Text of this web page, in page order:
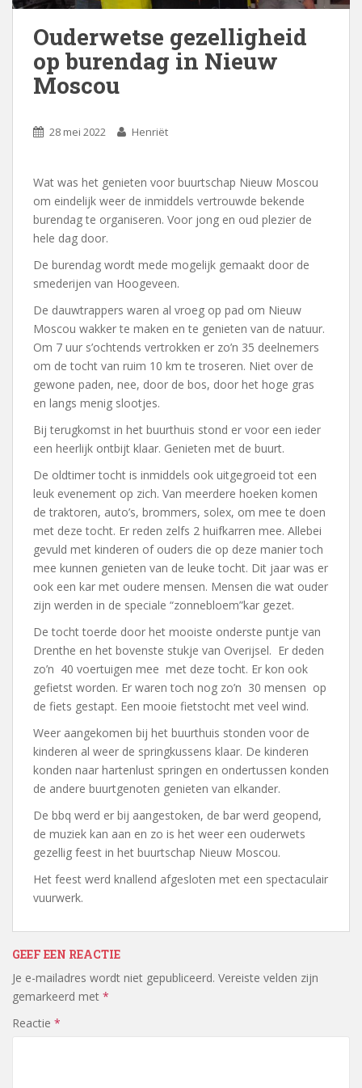
Ouderwetse gezelligheid
op burendag in Nieuw
Moscou
28 mei 2022 Henriët
Wat was het genieten voor buurtschap Nieuw Moscou
om eindelijk weer de inmiddels vertrouwde bekende
burendag te organiseren. Voor jong en oud plezier de
hele dag door.
De burendag wordt mede mogelijk gemaakt door de
smederijen van Hoogeveen.
De dauwtrappers waren al vroeg op pad om Nieuw
Moscou wakker te maken en te genieten van de natuur.
Om 7 uur s’ochtends vertrokken er zo’n 35 deelnemers
om de tocht van ruim 10 km te troseren. Niet over de
gewone paden, nee, door de bos, door het hoge gras
en langs menig slootjes.
Bij terugkomst in het buurthuis stond er voor een ieder
een heerlijk ontbijt klaar. Genieten met de buurt.
De oldtimer tocht is inmiddels ook uitgegroeid tot een
leuk evenement op zich. Van meerdere hoeken komen
de traktoren, auto’s, brommers, solex, om mee te doen
met deze tocht. Er reden zelfs 2 huifkarren mee. Allebei
gevuld met kinderen of ouders die op deze manier toch
mee kunnen genieten van de leuke tocht. Dit jaar was er
ook een kar met oudere mensen. Mensen die wat ouder
zijn werden in de speciale “zonnebloem”kar gezet.
De tocht toerde door het mooiste onderste puntje van
Drenthe en het bovenste stukje van Overijsel. Er deden
zo’n 40 voertuigen mee met deze tocht. Er kon ook
gefietst worden. Er waren toch nog zo’n 30 mensen op
de fiets gestapt. Een mooie fietstocht met veel wind.
Weer aangekomen bij het buurthuis stonden voor de
kinderen al weer de springkussens klaar. De kinderen
konden naar hartenlust springen en ondertussen konden
de andere buurtgenoten genieten van elkander.
De bbq werd er bij aangestoken, de bar werd geopend,
de muziek kan aan en zo is het weer een ouderwets
gezellig feest in het buurtschap Nieuw Moscou.
Het feest werd knallend afgesloten met een spectaculair
vuurwerk.
GEEF EEN REACTIE
Je e-mailadres wordt niet gepubliceerd. Vereiste velden zijn
gemarkeerd met *
Reactie *